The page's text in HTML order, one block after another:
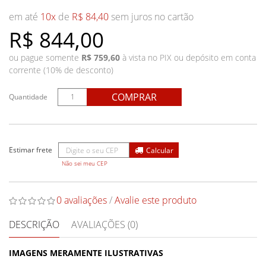
R$ 844,00
em até 10x de R$ 84,40 sem juros no cartão
ou pague somente R$ 759,60 à vista no PIX ou depósito em conta
corrente (10% de desconto)
Quantidade COMPRAR
Não sei meu CEP
0 avaliações/Avalie este produto
DESCRIÇÃO
AVALIAÇÕES (0)
IMAGENS MERAMENTE ILUSTRATIVAS